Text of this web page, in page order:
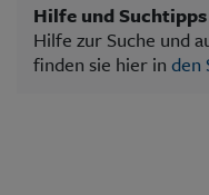
Hilfe und Suchtipps
Hilfe zur Suche und
finden sie hier in den